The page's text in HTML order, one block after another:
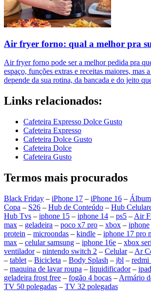
Air fryer forno: qual a melhor pra
Air fryer forno pode ser a melhor pedida pra
espaço, funções extras e receitas maiores, mas
depende da sua rotina, da bancada e do jeito
Links relacionados:
Cafeteira Expresso Dolce Gusto
Cafeteira Expresso
Cafeteira Dolce Gusto
Cafeteira Dolce
Cafeteira Gusto
Termos mais procurados
Black Friday – iPhone 17 – iPhone 16 –
Copa – S26 – Hub de Conteúdo – Hub
Hub Tvs – iphone 15 – iphone 14 – ps5 – Air
max – geladeira – poco x7 pro – xbox – iphone
protein – microondas – kindle – iphone 17 pro
max – celular samsung – iphone 16e – xbox
ventilador– nintendo switch 2 – Celular– Ar
– tablet – Bicicleta – Body Splash – jbl – redmi
– maquina de lavar roupa – liquidificador– ipad
geladeira frost free – fogão 4 bocas – Armário
TV 50 polegadas – TV 32 polegadas